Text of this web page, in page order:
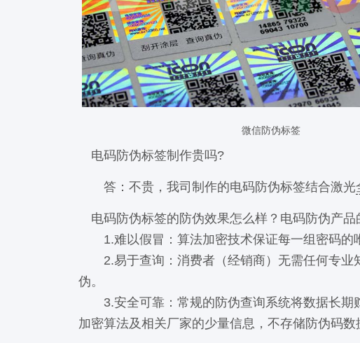
微信防伪标签
电码防伪标签制作贵吗?
答：不贵，我司制作的电码防伪标签结合激光
电码防伪标签的防伪效果怎么样？电码防伪产品
1.难以假冒：算法加密技术保证每一组密码的
2.易于查询：消费者（经销商）无需任何专业
伪。
3.安全可靠：常规的防伪查询系统将数据长期
加密算法及相关厂家的少量信息，不存储防伪码